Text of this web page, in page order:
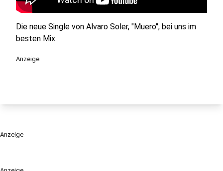
Die neue Single von Alvaro Soler, "Muero", bei uns im
besten Mix.
Anzeige
Anzeige